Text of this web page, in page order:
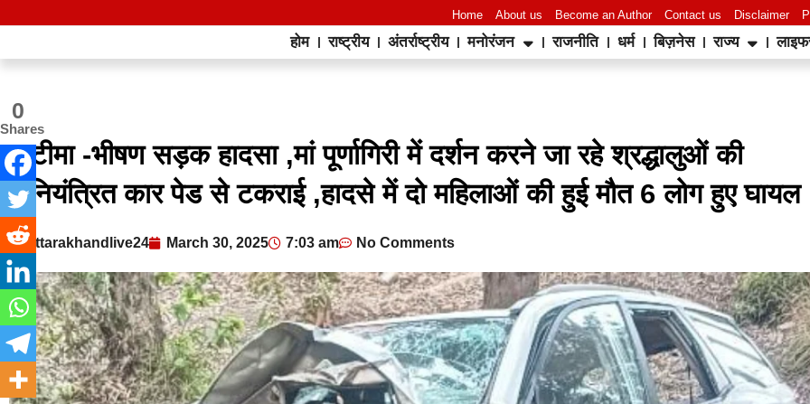
Home About us Become an Author Contact us Disclaimer
होम राष्ट्रीय अंतर्राष्ट्रीय मनोरंजन राजनीति धर्म बिज़नेस राज्य
खटीमा -भीषण सड़क हादसा ,मां पूर्णागिरी में दर्शन करने जा रहे श्रद्धालुओं की
अनियंत्रित कार पेड से टकराई ,हादसे में दो महिलाओं की हुई मौत 6 लोग हुए घायल
uttarakhandlive24 March 30, 2025 7:03 am No Comments
0
Shares